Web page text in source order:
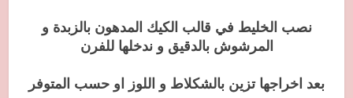
نصب الخليط في قالب الكيك المدهون بالزبدة و
المرشوش بالدقيق و ندخلها للفرن
بعد اخراجها تزين بالشكلاط و اللوز او حسب المتوفر